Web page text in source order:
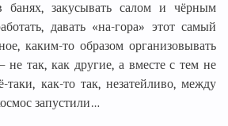
банях, закусывать салом и чёрным
давать «на-гора» этот самый
каким-то образом организовывать
не так, как другие, а вместе с тем не
как-то так, незатейливо, между
запустили…